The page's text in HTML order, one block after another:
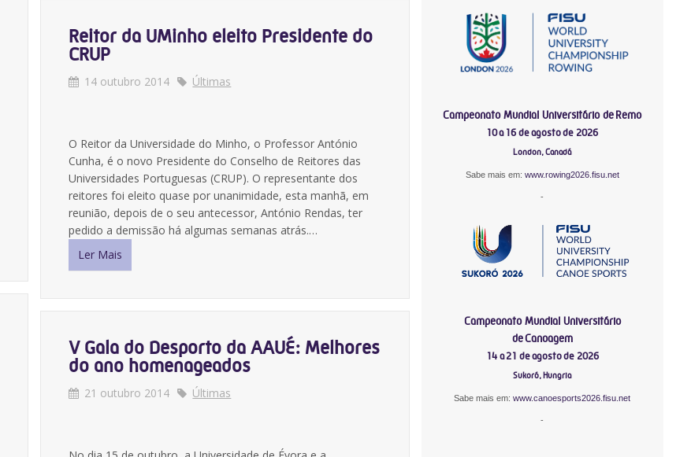
Reitor da UMinho eleito Presidente do
CRUP
14 outubro 2014 Últimas
O Reitor da Universidade do Minho, o Professor António
Cunha, é o novo Presidente do Conselho de Reitores das
Universidades Portuguesas (CRUP). O representante dos
reitores foi eleito quase por unanimidade, esta manhã, em
reunião, depois de o seu antecessor, António Rendas, ter
pedido a demissão há algumas semanas atrás.…
Ler Mais
V Gala do Desporto da AAUÉ: Melhores
do ano homenageados
21 outubro 2014 Últimas
Campeonato Mundial Universitário de Remo
10 a 16 de agosto de 2026
London, Canadá
Sabe mais em: www.rowing2026.fisu.net
-
Campeonato Mundial Universitário
de Canoagem
14 a 21 de agosto de 2026
Sukoró, Hungria
Sabe mais em:www.canoesports2026.fisu.net
-